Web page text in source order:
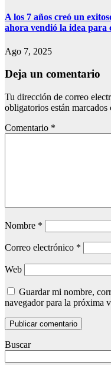
A los 7 años creó un
ahora vendió la idea para
Ago 7, 2025
Deja un comentario
Tu dirección de correo
obligatorios están marcados
Comentario *
Nombre *
Correo electrónico *
Web
Guardar mi nombre,
navegador para la próxima
Buscar